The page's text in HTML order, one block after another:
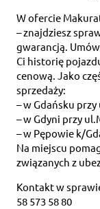
W ofercie
– znajdziesz
gwarancją.
Ci historię
cenową. Jako
sprzedaży:
– w Gdańsku
– w Gdyni przy
– w Pępowie k/
Na miejscu
związanych z
Kontakt w
58 573 58 80